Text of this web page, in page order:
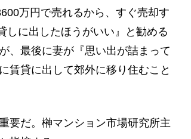
万円で売れるから、すぐ売却す
しに出したほうがいい』と勧める
、最後に妻が『思い出が詰まって
賃貸に出して郊外に移り住むこと
要だ。榊マンション市場研究所主